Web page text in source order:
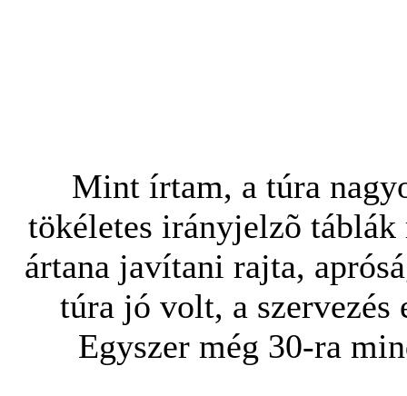
Mint írtam, a túra
tökéletes irányjelzõ
ártana javítani rajta,
túra jó volt, a szervezés
Egyszer még 30-ra